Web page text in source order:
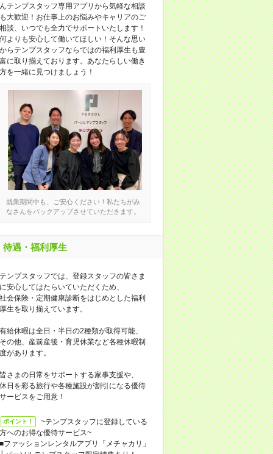
テンプスタッフ専用アプリから気軽な相談
大歓迎！お仕事上のお悩みやキャリアのご
談、いつでも全力でサポートいたします！
よりも安心して働いてほしい！そんな思い
らテンプスタッフならではの福利厚生も豊
に取り揃えております。あなたらしい働き
を一緒に見つけましょう！
就業期間中も、ご安心ください！私たちがみ
なさんをバックアップさせていただきます。
待遇・福利厚生
ンプスタッフでは、登録スタッフの皆さま
安心してはたらいていただくため、
会保険・定期健康診断をはじめとした福利
生を取り揃えています。
給休暇は全日・半日の2種類が取得可能、
の他、産前産後・育児休業など各種休暇制
があります。
さまの日常をサポートする家事支援や、
日を彩る旅行や各種施設が割引になる優待
ービスをご用意！
ポイント！
~テンプスタッフに登録している
へのお得な優待サービス~
ファッションレンタルアプリ「メチャカリ」